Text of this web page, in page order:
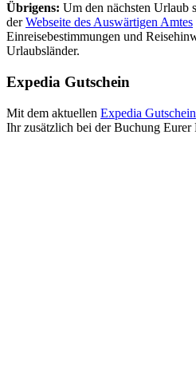
Übrigens: Um den nächsten Urlaub
derWebseite des Auswärtigen Amtes
Einreisebestimmungen und
Urlaubsländer.
Expedia Gutschein
Mit dem aktuellen Expedia Gutschein
Ihr zusätzlich bei der Buchung Eurer